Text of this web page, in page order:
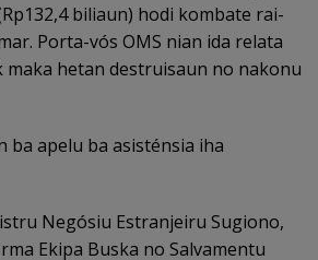
biliaun) hodi kombate rai-
Porta-vós OMS nian ida relata
hetan destruisaun no nakonu
ba apelu ba asisténsia iha
Negósiu Estranjeiru Sugiono,
Ekipa Buska no Salvamentu